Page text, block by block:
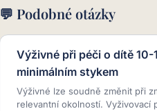
💬 Podobné otázky
Výživné při péči o dítě
minimálním stykem
Výživné lze soudně změnit při
relevantní okolností. Vyživovací